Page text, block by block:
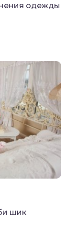
одежды
шик